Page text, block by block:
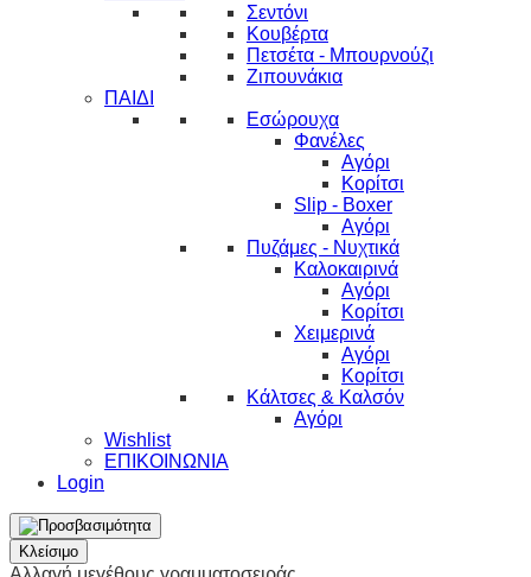
Σεντόνι
Κουβέρτα
Πετσέτα - Μπουρνούζι
Ζιπουνάκια
ΠΑΙΔΙ
Εσώρουχα
Φανέλες
Αγόρι
Κορίτσι
Slip - Boxer
Αγόρι
Πυζάμες - Νυχτικά
Καλοκαιρινά
Αγόρι
Κορίτσι
Χειμερινά
Αγόρι
Κορίτσι
Κάλτσες & Καλσόν
Αγόρι
Wishlist
ΕΠΙΚΟΙΝΩΝΙΑ
Login
Κλείσιμο